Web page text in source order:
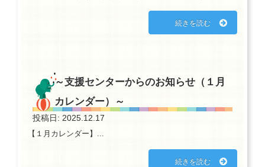
続きを読む
～支援センターからのお知らせ（１月
カレンダー）～
投稿日: 2025.12.17
【１月カレンダー】...
続きを読む